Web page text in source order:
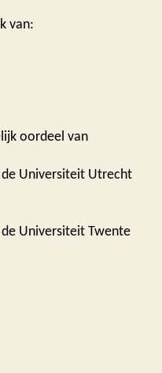
van:
oordeel van
Universiteit Utrecht
Universiteit Twente